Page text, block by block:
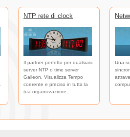
NTP rete di clock
Il partner perfetto per qualsiasi
server NTP o time server
Galleon. Visualizza Tempo
coerente e preciso in tutta la
tua organizzazione.
Una